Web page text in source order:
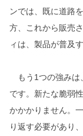
ンでは、既に道路
方、これから販売
ィは、製品が普及
もう1つの強みは
です。新たな脆弱
かかかりません。
り返す必要があり